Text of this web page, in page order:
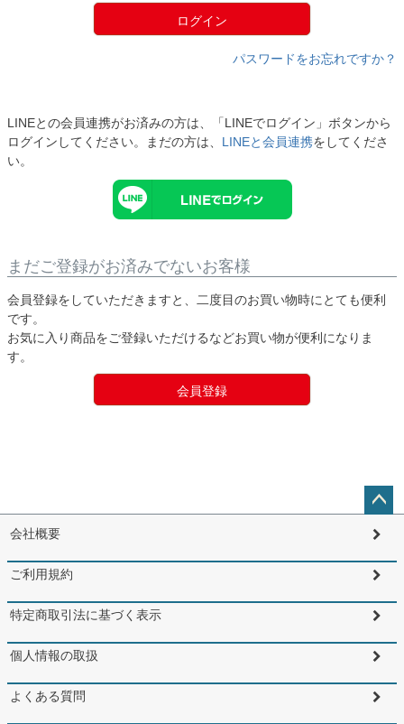
ログイン
パスワードをお忘れですか？
LINEとの会員連携がお済みの方は、「LINEでログイン」ボタンから
ログインしてください。まだの方は、 LINEと会員連携をしてくださ
い。
まだご登録がお済みでないお客様
会員登録をしていただきますと、二度目のお買い物時にとても便利
です。
お気に入り商品をご登録いただけるなどお買い物が便利になりま
す。
会員登録
ジト
ップ
へ
会社概要
ご利用規約
特定商取引法に基づく表示
個人情報の取扱
よくある質問